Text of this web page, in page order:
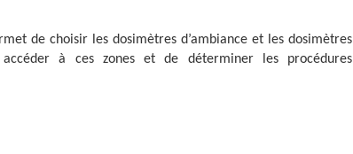
de choisir les dosimètres d’ambiance et les dosimètres
à ces zones et de déterminer les procédures